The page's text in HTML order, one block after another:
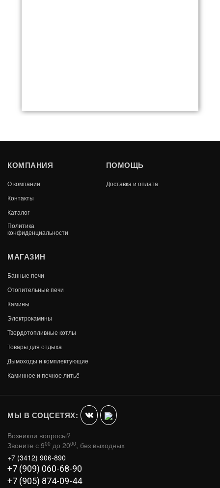
ЭКРАН КАМИННЫЙ С61048ВК (3
СЕКЦИИ,ЧЕРНЫЙ С РИСУНКОМ)
8 510
ЭКРАН КАМИННЫЙ C03325AB (3 СЕКЦИИ,
3 284
КОМПАНИЯ
О компании
Контакты
Каталог
Политика
конфиденциальности
ПОМОЩЬ
Доставка и оплата
МАГАЗИН
Банные печи
Отопительные печи
Камины
Электрокамины
Твердотопливные котлы
Товары для отдыха
Дымоходы и комплектующие
Каминное и печное литьё
МЫ В СОЦСЕТЯХ:
Возникли вопросы?
Звоните с 900 до 2000, без выходных
+7 (3412) 906-890
+7 (909) 060-68-90
+7 (905) 874-09-44